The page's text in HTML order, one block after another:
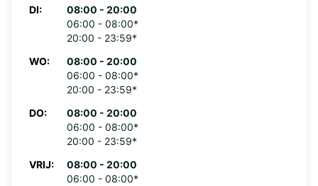
DI:
08:00 - 20:00
06:00 - 08:00*
20:00 - 23:59*
WO:
08:00 - 20:00
06:00 - 08:00*
20:00 - 23:59*
DO:
08:00 - 20:00
06:00 - 08:00*
20:00 - 23:59*
VRIJ:
08:00 - 20:00
06:00 - 08:00*